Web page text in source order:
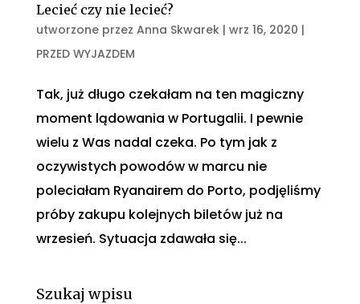
Lecieć czy nie lecieć?
utworzone przez Anna Skwarek| wrz 16, 2020 |
PRZED WYJAZDEM
Tak, już długo czekałam na ten magiczny
moment lądowania w Portugalii. I pewnie
wielu z Was nadal czeka. Po tym jak z
oczywistych powodów w marcu nie
poleciałam Ryanairem do Porto, podjęliśmy
próby zakupu kolejnych biletów już na
wrzesień. Sytuacja zdawała się...
Szukaj wpisu